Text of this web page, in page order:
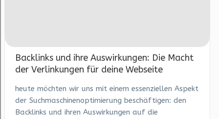
Backlinks und ihre Auswirkungen: Die Macht
der Verlinkungen für deine Webseite
heute möchten wir uns mit einem essenziellen Aspekt
der Suchmaschinenoptimierung beschäftigen: den
Backlinks und ihren Auswirkungen auf die